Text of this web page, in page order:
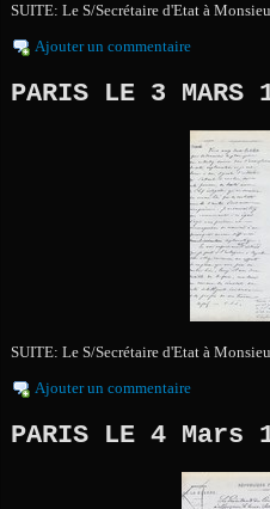
SUITE: Le S/Secrétaire d'Etat à
Ajouter un commentaire
PARIS LE 3
SUITE: Le S/Secrétaire d'Etat à
Ajouter un commentaire
PARIS LE 4 Mars